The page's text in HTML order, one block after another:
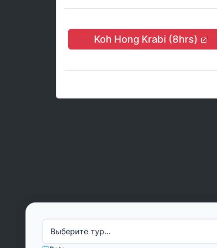
Koh Hong Krabi (8hrs)